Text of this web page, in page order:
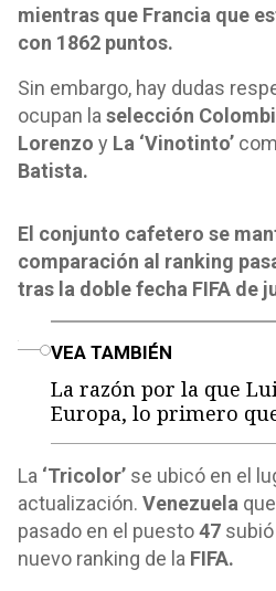
mientras que Francia que
con 1862 puntos.
Sin embargo, hay dudas
ocupan la selección
Lorenzo y La ‘Vinotinto’
Batista.
El conjunto cafetero se
comparación al ranking
tras la doble fecha FIFA de
VEA TAMBIÉN
La razón por la que
Europa, lo primero
La ‘Tricolor’ se ubicó en el
actualización. Venezuela
pasado en el puesto47
nuevo ranking de la FIFA.